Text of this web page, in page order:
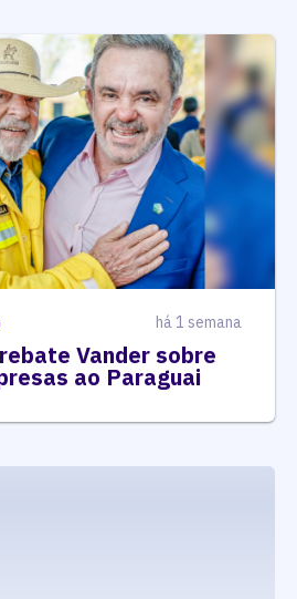
há 1 semana
Vander sobre
ao Paraguai